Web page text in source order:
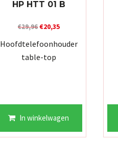
HP HTT 01 B
€29,96Oorspronkelijke
prijs
€20,35Huidige
prijs
Hoofdtelefoonhouder
table-top
In winkelwagen